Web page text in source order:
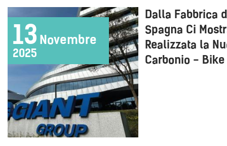
13 Novembre
2025
Dalla Fabbrica
Spagna Ci
Realizzata la
Carbonio - Bike